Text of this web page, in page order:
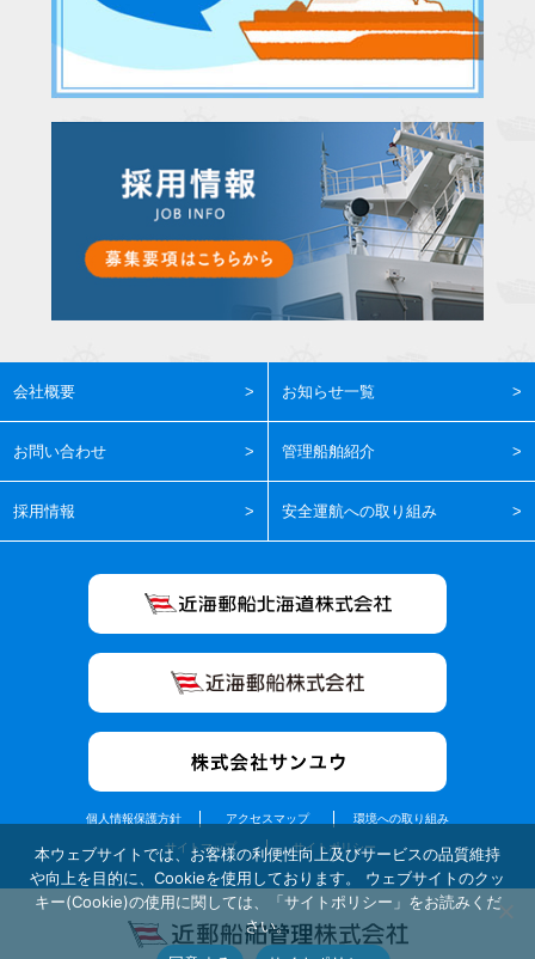
会社概要 お知らせ一覧
お問い合わせ 管理船舶紹介
採用情報 安全運航への取り組み
個人情報保護方針 アクセスマップ 環境への取り組み
サイトマップ サイトポリシー
本ウェブサイトでは、お客様の利便性向上及びサービスの品質維持
や向上を目的に、Cookieを使用しております。 ウェブサイトのクッ
キー(Cookie)の使用に関しては、「サイトポリシー」をお読みくだ
さい。